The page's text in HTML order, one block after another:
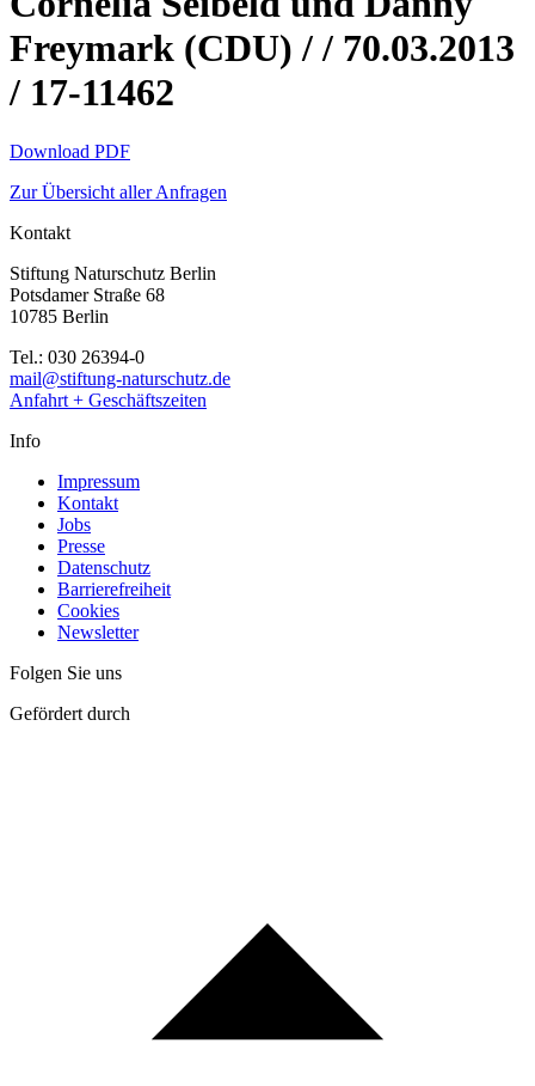
Freymark (CDU) / / 70.03.2013
/ 17-11462
Download PDF
Zur Übersicht aller Anfragen
Kontakt
Stiftung Naturschutz Berlin
Potsdamer Straße 68
10785 Berlin
Tel.: 030 26394-0
mail@stiftung-naturschutz.de
Anfahrt + Geschäftszeiten
Info
Impressum
Kontakt
Jobs
Presse
Datenschutz
Barrierefreiheit
Cookies
Newsletter
Folgen Sie uns
Gefördert durch